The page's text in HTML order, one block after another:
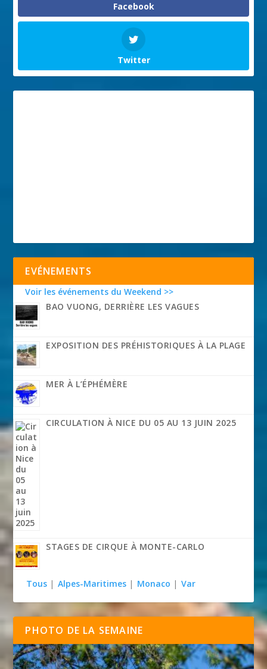
Facebook
Twitter
EVÉNEMENTS
Voir les événements du Weekend >>
BAO VUONG, DERRIÈRE LES VAGUES
EXPOSITION DES PRÉHISTORIQUES À LA PLAGE
MER À L’ÉPHÉMÈRE
CIRCULATION À NICE DU 05 AU 13 JUIN 2025
STAGES DE CIRQUE À MONTE-CARLO
Tous | Alpes-Maritimes | Monaco | Var
PHOTO DE LA SEMAINE